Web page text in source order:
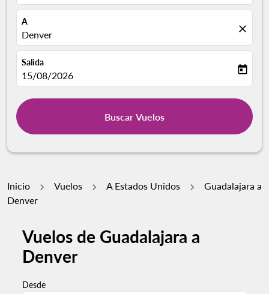
A
Denver close
Salida
fc-booking-departure-date-aria-label
15/08/2026 today
Buscar Vuelos
Inicio Vuelos A Estados Unidos
Guadalajara a
Denver
Vuelos de Guadalajara a
Denver
Desde